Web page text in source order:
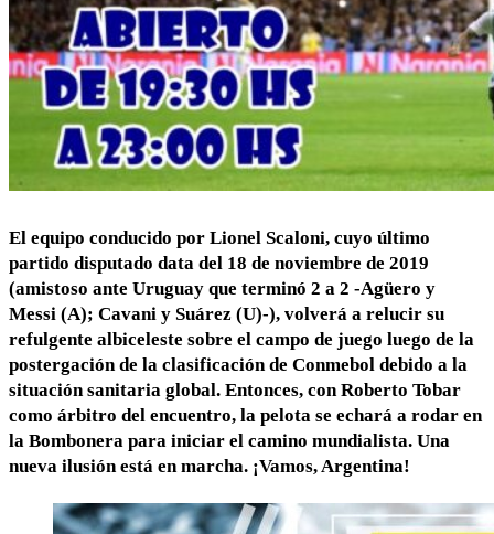
El equipo conducido por Lionel Scaloni, cuyo último
partido disputado data del 18 de noviembre de 2019
(amistoso ante Uruguay que terminó 2 a 2 -Agüero y
Messi (A); Cavani y Suárez (U)-), volverá a relucir su
refulgente albiceleste sobre el campo de juego luego de la
postergación de la clasificación de Conmebol debido a la
situación sanitaria global. Entonces, con Roberto Tobar
como árbitro del encuentro, la pelota se echará a rodar en
la Bombonera para iniciar el camino mundialista. Una
nueva ilusión está en marcha. ¡Vamos, Argentina!